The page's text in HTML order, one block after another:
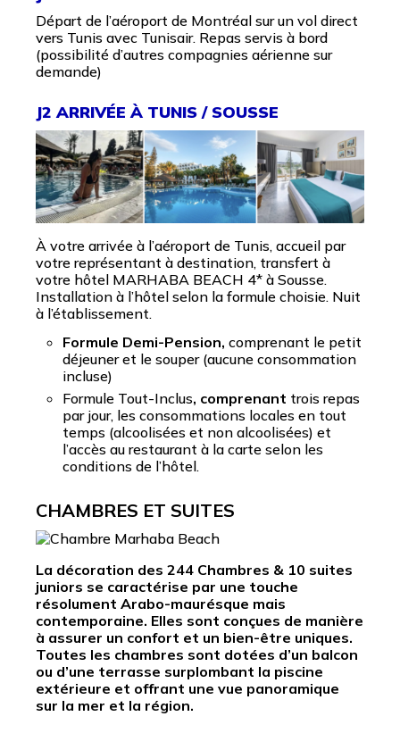
Départ de l’aéroport de Montréal sur un vol direct
vers Tunis avec Tunisair. Repas servis à bord
(possibilité d’autres compagnies aérienne sur
demande)
J2 ARRIVÉE À TUNIS / SOUSSE
À votre arrivée à l’aéroport de Tunis, accueil par
votre représentant à destination, transfert à
votre hôtel MARHABA BEACH 4* à Sousse.
Installation à l’hôtel selon la formule choisie. Nuit
à l’établissement.
Formule Demi-Pension, comprenant le petit
déjeuner et le souper (aucune consommation
incluse)
Formule Tout-Inclus, comprenant trois repas
par jour, les consommations locales en tout
temps (alcoolisées et non alcoolisées) et
l’accès au restaurant à la carte selon les
conditions de l’hôtel.
CHAMBRES ET SUITES
La décoration des 244 Chambres & 10 suites
juniors se caractérise par une touche
résolument Arabo-maurésque mais
contemporaine. Elles sont conçues de manière
à assurer un confort et un bien-être uniques.
Toutes les chambres sont dotées d’un balcon
ou d’une terrasse surplombant la piscine
extérieure et offrant une vue panoramique
sur la mer et la région.